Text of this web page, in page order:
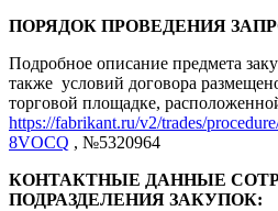
ПОРЯДОК ПРОВЕДЕНИЯ
Подробное описание предмета
также условий договора
торговой площадке,
https://fabrikant.ru/v2/trades/
8VOCQ , №5320964
КОНТАКТНЫЕ ДАННЫЕ
ПОДРАЗДЕЛЕНИЯ ЗАКУПОК: